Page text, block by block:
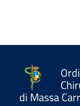
di Massa